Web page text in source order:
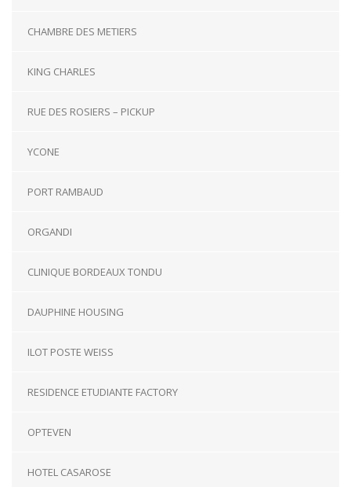
CHAMBRE DES METIERS
KING CHARLES
RUE DES ROSIERS – PICKUP
YCONE
PORT RAMBAUD
ORGANDI
CLINIQUE BORDEAUX TONDU
DAUPHINE HOUSING
ILOT POSTE WEISS
RESIDENCE ETUDIANTE FACTORY
OPTEVEN
HOTEL CASAROSE